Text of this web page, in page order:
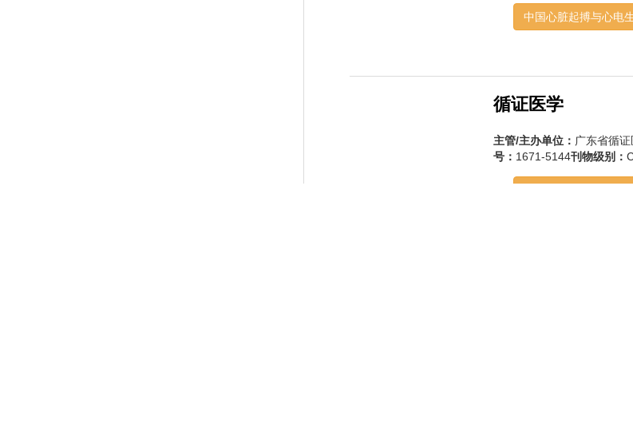
中国心脏起搏与心电
循证医学
主管/主办单位： 广东省循
号： 1671-5144刊物级别：